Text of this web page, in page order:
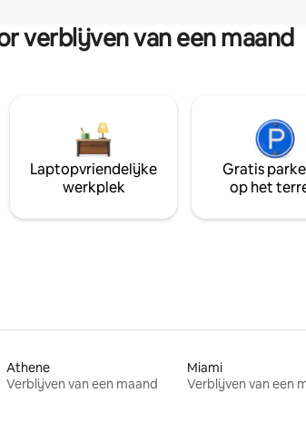
verblijven van een maand
Laptopvriendelijke
werkplek
Gratis
op het
Athene
Verblijven van een maand
Miami
Verblijven van een